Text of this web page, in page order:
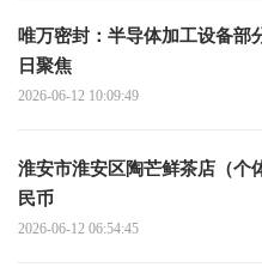
唯万密封：半导体加工设备部
日聚焦
2026-06-12 10:09:49
淮安市淮安区陶芒鲜茶店（个
民币
2026-06-12 06:54:45